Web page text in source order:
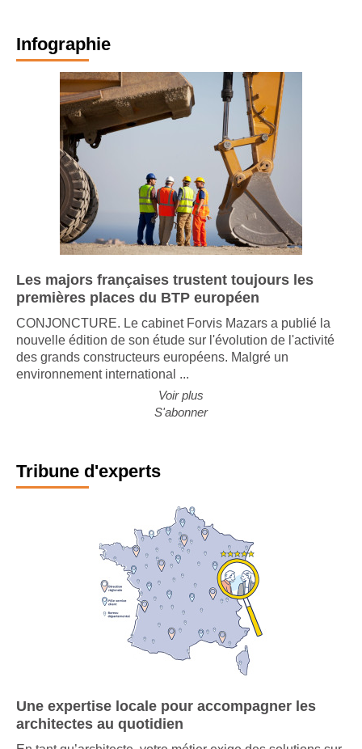
Infographie
Les majors françaises trustent toujours les
premières places du BTP européen
CONJONCTURE. Le cabinet Forvis Mazars a publié la
nouvelle édition de son étude sur l'évolution de l'activité
des grands constructeurs européens. Malgré un
Voir plus
Tribune d'experts
Une expertise locale pour accompagner les
architectes au quotidien